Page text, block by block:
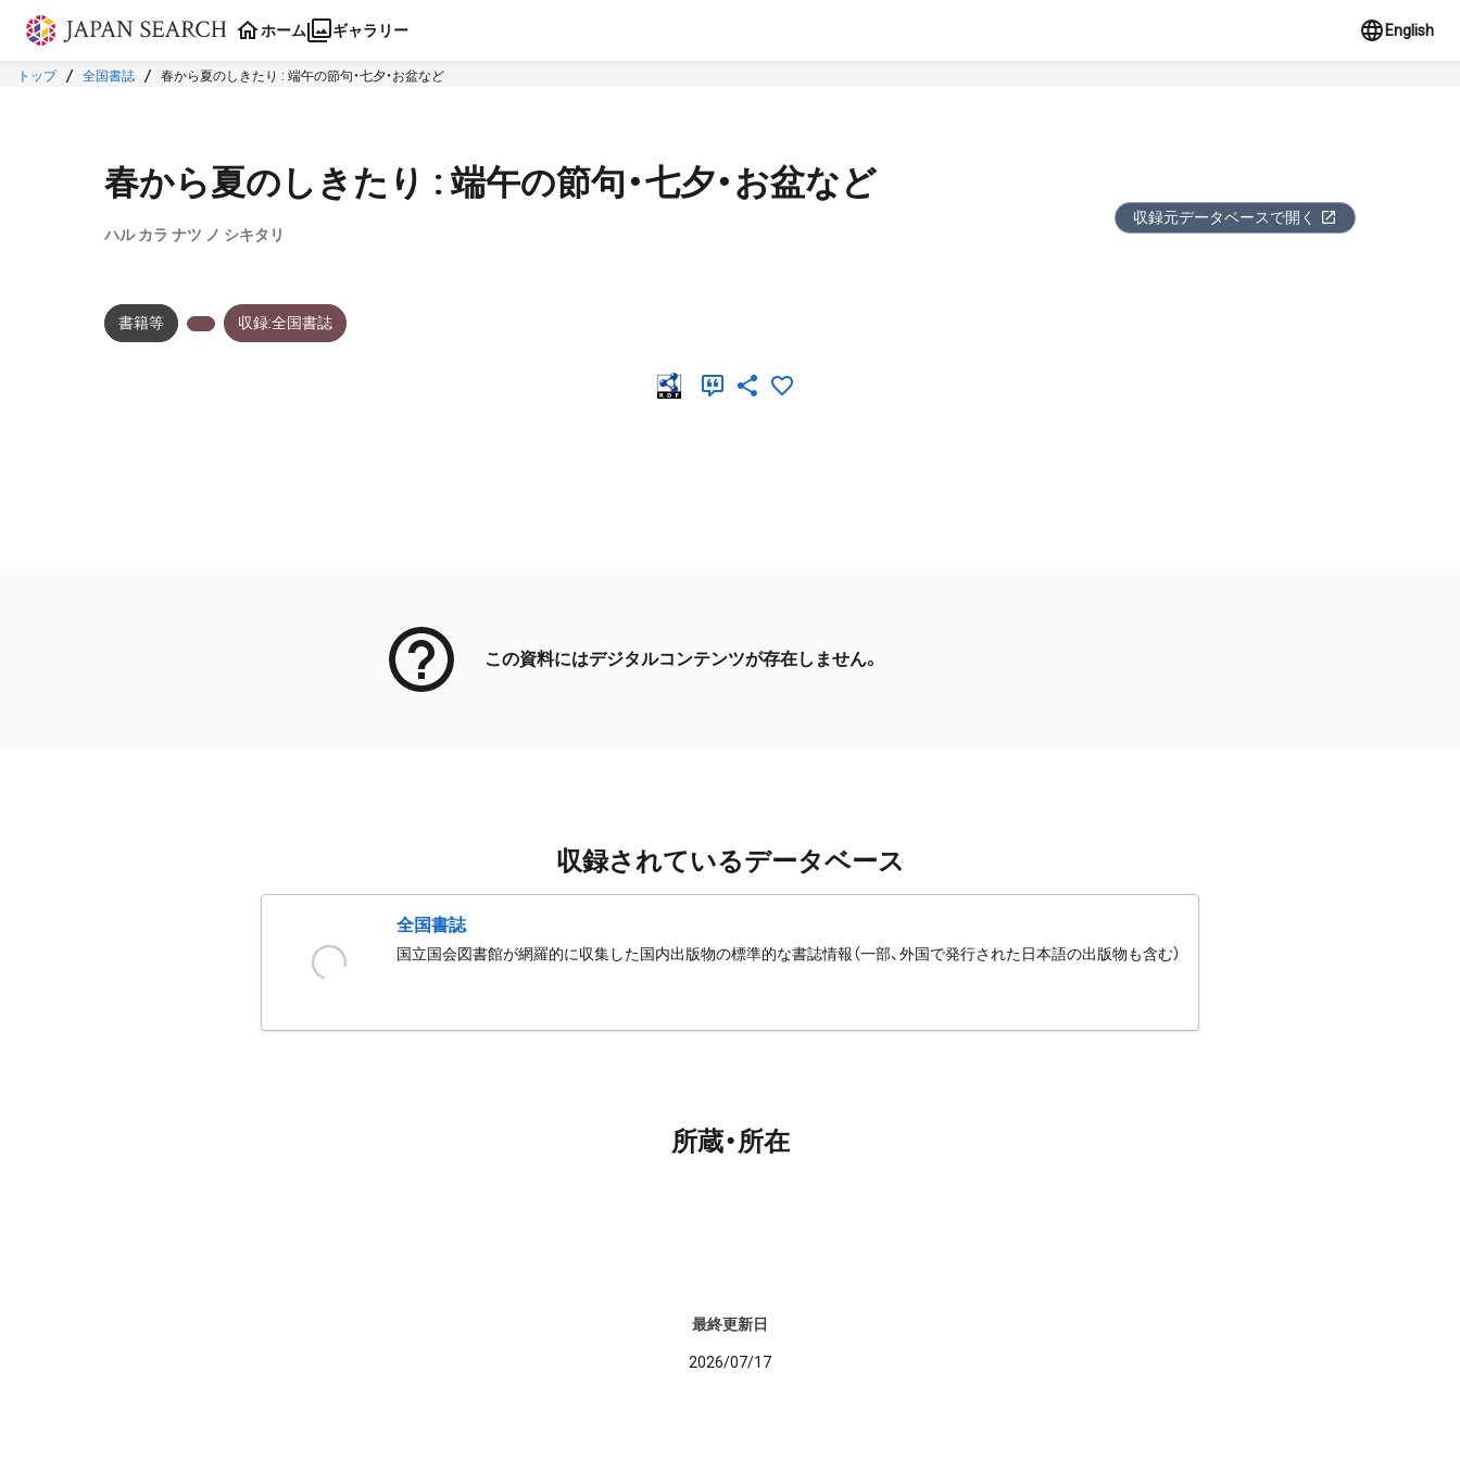
本文に飛ぶ
ホーム ギャラリー English
トップ 全国書誌 春から夏のしきたり : 端午の節句・七夕・お盆など
春から夏のしきたり : 端午の節句・七夕・お盆など
ハル カラ ナツ ノ シキタリ
収録元データベースで開く
書籍等 収録:全国書誌
この資料にはデジタルコンテンツが存在しません。
収録されているデータベース
全国書誌
国立国会図書館が網羅的に収集した国内出版物の標準的な書誌情報（一部、外国で発行された日本語の出版物も含む）
所蔵・所在
最終更新日
2026/07/17